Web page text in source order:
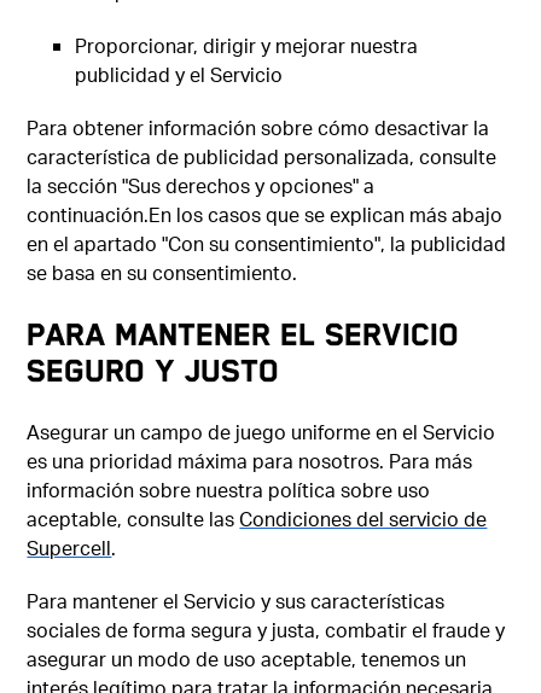
Proporcionar, dirigir y mejorar nuestra
publicidad y el Servicio
Para obtener información sobre cómo desactivar la
característica de publicidad personalizada, consulte
la sección "Sus derechos y opciones" a
continuación.En los casos que se explican más abajo
en el apartado "Con su consentimiento", la publicidad
se basa en su consentimiento.
Para mantener el Servicio
seguro y justo
Asegurar un campo de juego uniforme en el Servicio
es una prioridad máxima para nosotros. Para más
información sobre nuestra política sobre uso
aceptable, consulte lasCondiciones del servicio de
Supercell.
Para mantener el Servicio y sus características
sociales de forma segura y justa, combatir el fraude y
asegurar un modo de uso aceptable, tenemos un
interés legítimo para tratar la información necesaria